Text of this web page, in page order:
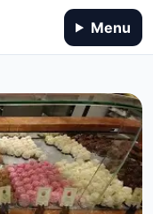
Menu